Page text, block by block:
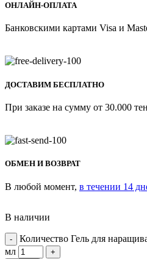
ОНЛАЙН-ОПЛАТА
Банковскими картами Visa и
ДОСТАВИМ БЕСПЛАТНО
При заказе на сумму от 30.000
ОБМЕН И ВОЗВРАТ
В любой момент, в течении 14
В наличии
Количество Гель для
мл